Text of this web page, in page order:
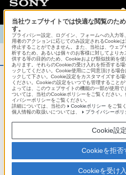
TOP 商品概要
商品概要
アフターサービス
オーバーシーズモデル
地域で共通の保証を
世界47の国や地域で共通の
ています。
当社ウェブサイトでは快適な閲覧のた
す。
プライバシー設定、ログイン、フォームへの入力
用者のアクションに応じてのみ設定されるCookie
停止することができません。また、当社は、ウェ
析するため、あるいは個々のお客様に対してより
供する等の目的のため、Cookieおよび類似技術を
あります。それらのCookieの受け入れを拒否する
ックしてください。Cookie使用にご同意頂ける場
ックして下さい。Cookie設定をカスタマイズする
ください。Cookieの設定をいつでも管理すること
よっては、このウェブサイトの機能の一部が使用
ついては、当社のCookieポリシーをご覧ください
イバシーポリシーをご覧ください。
詳細については、当社の
Cookieポリシー をご覧
個人情報の取扱いについては、
プライバシーポリ
Cookie設定
Cookieを拒否
Cookieを受け